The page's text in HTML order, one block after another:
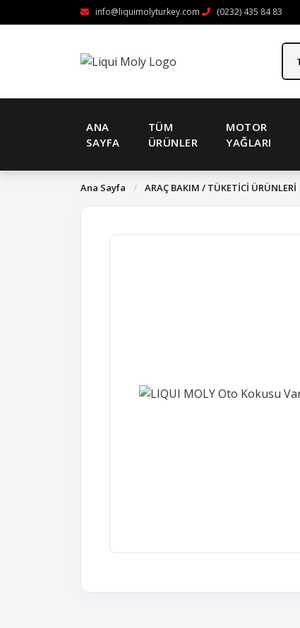
info@liquimolyturkey.com (0232) 435 84 83
ANA
SAYFA
TÜM
ÜRÜNLER
MOTOR
YAĞLARI
Ana Sayfa / ARAÇ BAKIM / TÜKETİCİ ÜRÜNLERİ